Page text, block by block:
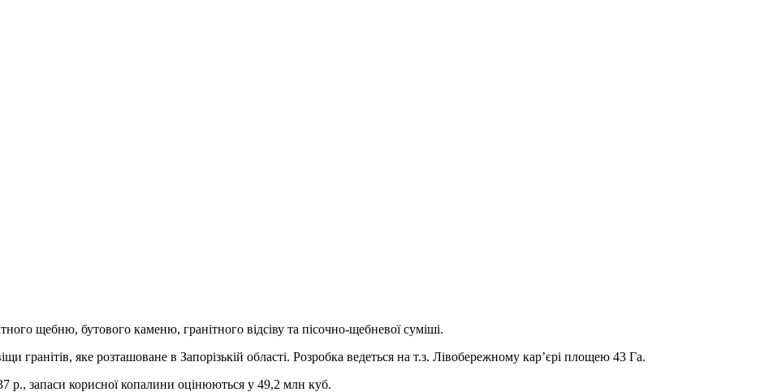
щебню, бутового каменю, гранітного відсіву та пісочно-щебневої суміші.
гранітів, яке розташоване в Запорізькій області. Розробка ведеться на т.з. Лівобережному кар’єрі площею 43 Га.
р., запаси корисної копалини оцінюються у 49,2 млн куб.